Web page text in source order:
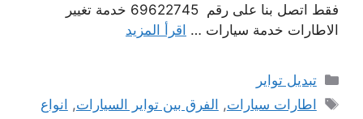
فقط اتصل بنا على رقم 69622745 خدمة تغيير
الاطارات خدمة سيارات … اقرأ المزيد
التصنيفات
تبديل تواير
الوسوم
اطارات سيارات, الفرق بين تواير السيارات, انواع